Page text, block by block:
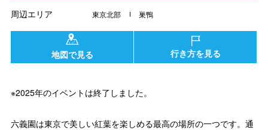
周辺エリア 東京北部 巣鴨
地図で見る 行き方を見る
※2025年のイベントは終了しました。
六義園は東京で美しい紅葉を楽しめる最高の場所の一つです。通